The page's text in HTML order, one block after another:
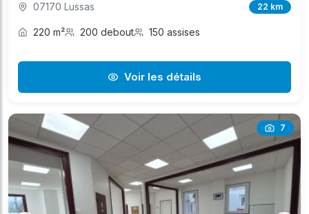
07170 Lussas 22 km
220 m² 200 debout 150 assises
Voir les détails
7